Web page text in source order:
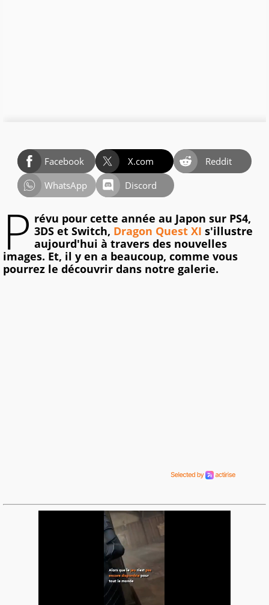
Facebook X.com
Reddit
WhatsApp
Discord
P révu pour cette année au Japon sur PS4,
3DS et Switch, Dragon Quest XI s'illustre
aujourd'hui à travers des nouvelles
images. Et, il y en a beaucoup, comme vous
pourrez le découvrir dans notre galerie.